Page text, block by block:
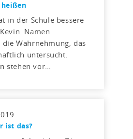
heißen
in der Schule bessere
Namen
die Wahrnehmung, das
untersucht.
stehen vor…
ist das?